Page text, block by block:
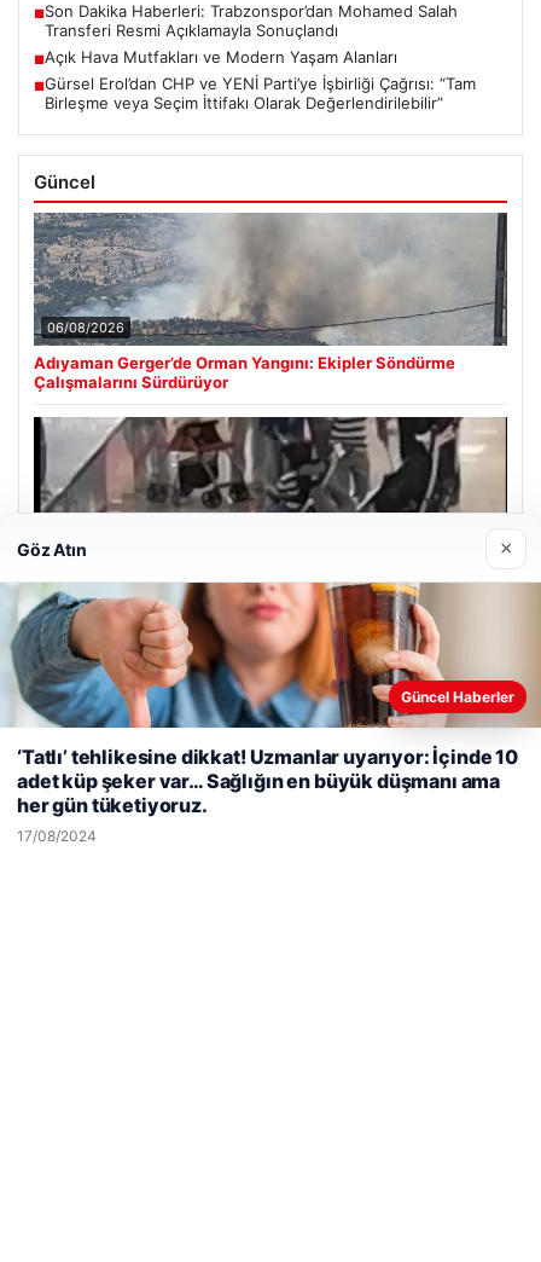
■Son Dakika Haberleri: Trabzonspor’dan Mohamed Salah
Transferi Resmi Açıklamayla Sonuçlandı
■Açık Hava Mutfakları ve Modern Yaşam Alanları
■Gürsel Erol’dan CHP ve YENİ Parti’ye İşbirliği Çağrısı: “Tam
Birleşme veya Seçim İttifakı Olarak Değerlendirilebilir”
Güncel
06/08/2026
Adıyaman Gerger’de Orman Yangını: Ekipler Söndürme
Çalışmalarını Sürdürüyor
personele ödül
Son Eklenen Firmalar
deneyiminizi kişiselleştirmek ve geliştirmek amacıyla çerezler
kullanıyoruz.Çerez Politikamız
Reddet
Göz Atın ×
Güncel Haberler
‘Tatlı’ tehlikesine dikkat! Uzmanlar uyarıyor: İçinde 10
adet küp şeker var… Sağlığın en büyük düşmanı ama
her gün tüketiyoruz.
17/08/2024